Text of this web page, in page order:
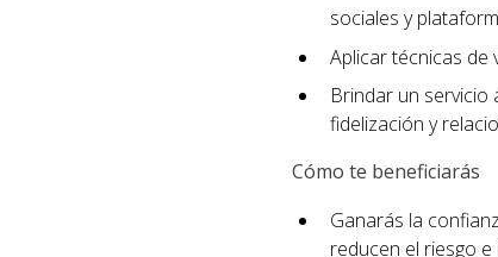
sociales y
Aplicar técnicas
Brindar un servicio
fidelización y
Cómo te beneficiarás
Ganarás la
reducen el riesgo